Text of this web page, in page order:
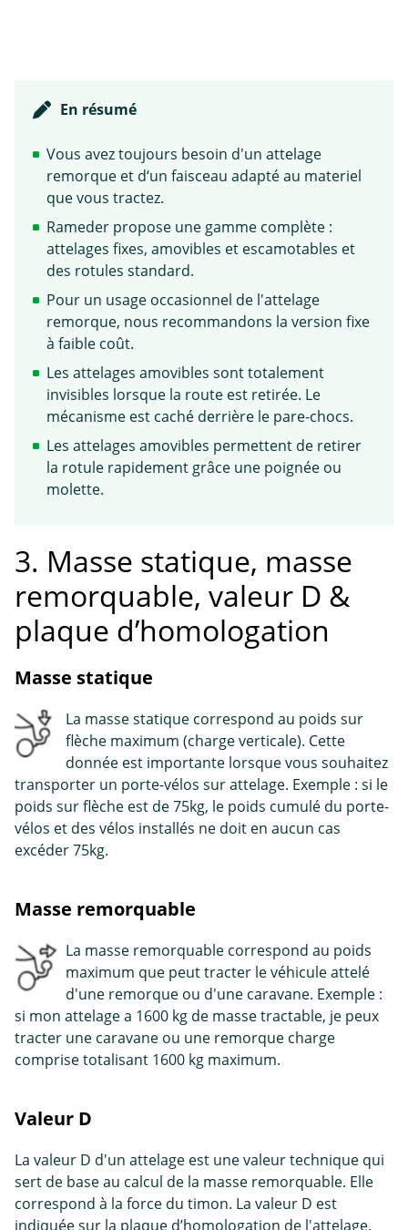
En résumé
Vous avez toujours besoin d'un attelage
remorque et d‘un faisceau adapté au materiel
que vous tractez.
Rameder propose une gamme complète :
attelages fixes, amovibles et escamotables et
des rotules standard.
Pour un usage occasionnel de l'attelage
remorque, nous recommandons la version fixe
à faible coût.
Les attelages amovibles sont totalement
invisibles lorsque la route est retirée. Le
mécanisme est caché derrière le pare-chocs.
Les attelages amovibles permettent de retirer
la rotule rapidement grâce une poignée ou
molette.
3. Masse statique, masse
remorquable, valeur D &
plaque d’homologation
Masse statique
La masse statique correspond au poids sur
flèche maximum (charge verticale). Cette
donnée est importante lorsque vous souhaitez
transporter un porte-vélos sur attelage. Exemple : si le
poids sur flèche est de 75kg, le poids cumulé du porte-
vélos et des vélos installés ne doit en aucun cas
excéder 75kg.
Masse remorquable
La masse remorquable correspond au poids
maximum que peut tracter le véhicule attelé
d'une remorque ou d'une caravane. Exemple :
si mon attelage a 1600 kg de masse tractable, je peux
tracter une caravane ou une remorque charge
comprise totalisant 1600 kg maximum.
Valeur D
La valeur D d'un attelage est une valeur technique qui
sert de base au calcul de la masse remorquable. Elle
correspond à la force du timon. La valeur D est
indiquée sur la plaque d’homologation de l'attelage.